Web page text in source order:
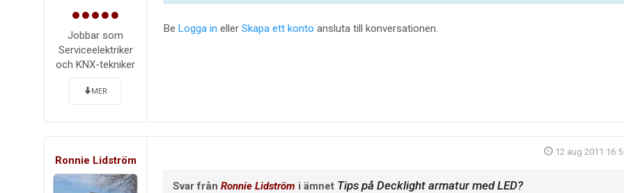
Jobbar som
Serviceelektriker
och KNX-tekniker
MER
Be Logga in eller Skapa ett konto ansluta till konversationen.
Ronnie Lidström
12 aug 2011
Svar från Ronnie Lidström i ämnet Tips på Decklight armatur med LED?